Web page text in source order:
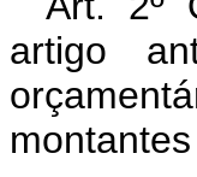
artigo